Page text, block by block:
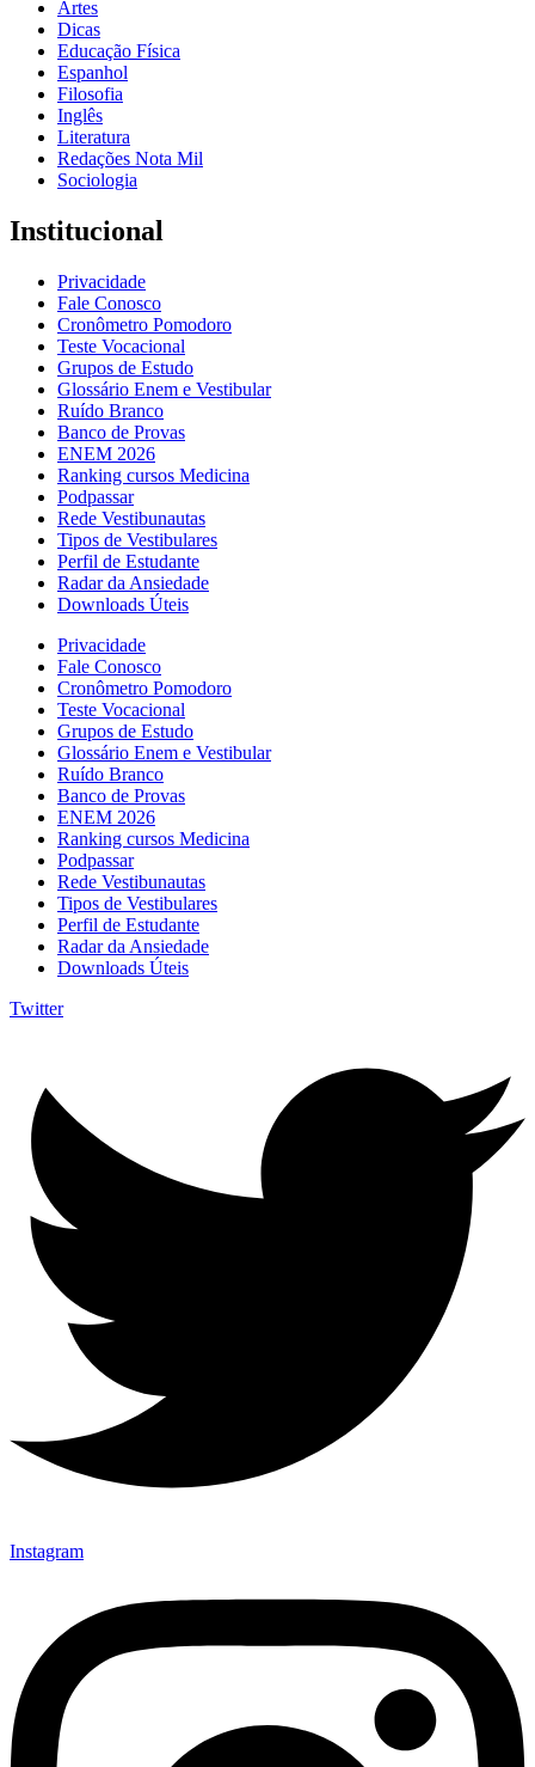
Artes
Dicas
Educação Física
Espanhol
Filosofia
Inglês
Literatura
Redações Nota Mil
Sociologia
Institucional
Privacidade
Fale Conosco
Cronômetro Pomodoro
Teste Vocacional
Grupos de Estudo
Glossário Enem e Vestibular
Ruído Branco
Banco de Provas
ENEM 2026
Ranking cursos Medicina
Podpassar
Rede Vestibunautas
Tipos de Vestibulares
Perfil de Estudante
Radar da Ansiedade
Downloads Úteis
Privacidade
Fale Conosco
Cronômetro Pomodoro
Teste Vocacional
Grupos de Estudo
Glossário Enem e Vestibular
Ruído Branco
Banco de Provas
ENEM 2026
Ranking cursos Medicina
Podpassar
Rede Vestibunautas
Tipos de Vestibulares
Perfil de Estudante
Radar da Ansiedade
Downloads Úteis
Twitter
Instagram